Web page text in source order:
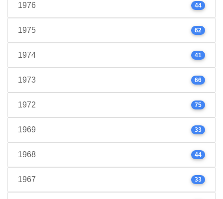
1976 44
1975 62
1974 41
1973 66
1972 75
1969 33
1968 44
1967 33